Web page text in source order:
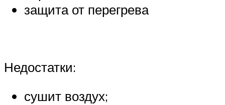
защита от перегрева
Недостатки:
сушит воздух;